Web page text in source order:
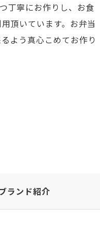
丁寧にお作りし、お食
頂いています。お弁当
よう真心こめてお作り
ランド紹介